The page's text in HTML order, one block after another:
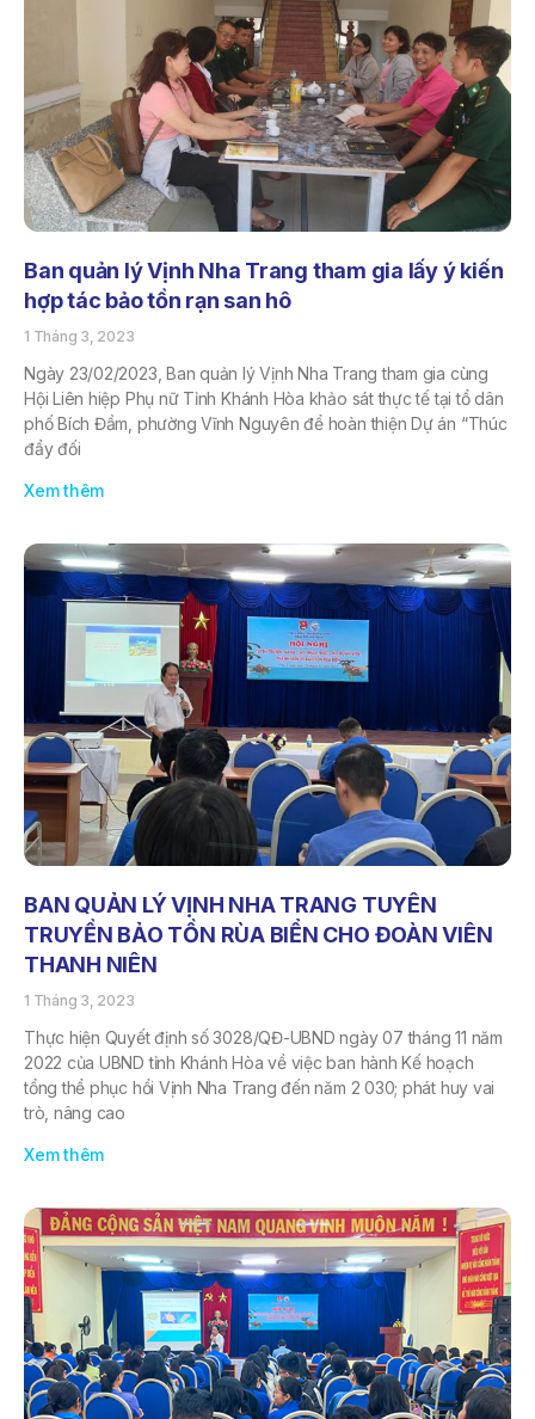
Ban quản lý Vịnh Nha Trang tham gia lấy ý kiến
hợp tác bảo tồn rạn san hô
1 Tháng 3, 2023
Ngày 23/02/2023, Ban quản lý Vịnh Nha Trang tham gia cùng
Hội Liên hiệp Phụ nữ Tỉnh Khánh Hòa khảo sát thực tế tại tổ dân
phố Bích Đầm, phường Vĩnh Nguyên để hoàn thiện Dự án “Thúc
đẩy đối
Xem thêm
BAN QUẢN LÝ VỊNH NHA TRANG TUYÊN
TRUYỀN BẢO TỒN RÙA BIỂN CHO ĐOÀN VIÊN
THANH NIÊN
1 Tháng 3, 2023
Thực hiện Quyết định số 3028/QĐ-UBND ngày 07 tháng 11 năm
2022 của UBND tỉnh Khánh Hòa về việc ban hành Kế hoạch
tổng thể phục hồi Vịnh Nha Trang đến năm 2 030; phát huy vai
trò, nâng cao
Xem thêm